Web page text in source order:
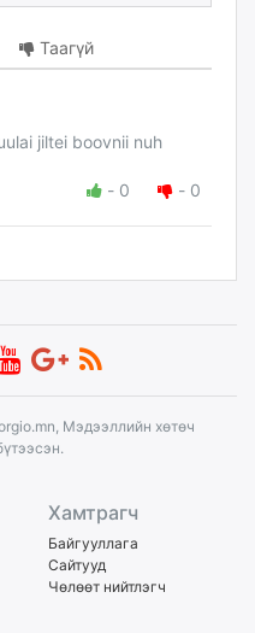
Таагүй
jiltei boovnii nuh
- 0 - 0
Мэдээллийн хөтөч
Хамтрагч
Байгууллага
Сайтууд
Чөлөөт нийтлэгч